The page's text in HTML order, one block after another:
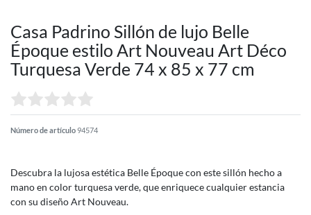
Casa Padrino Sillón de lujo Belle
Époque estilo Art Nouveau Art Déco
Turquesa Verde 74 x 85 x 77 cm
Número de artículo 94574
Descubra la lujosa estética Belle Époque con este sillón hecho a
mano en color turquesa verde, que enriquece cualquier estancia
con su diseño Art Nouveau.